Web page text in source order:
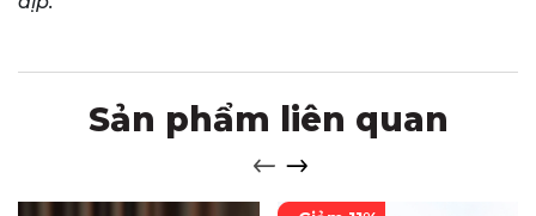
Sản phẩm liên quan